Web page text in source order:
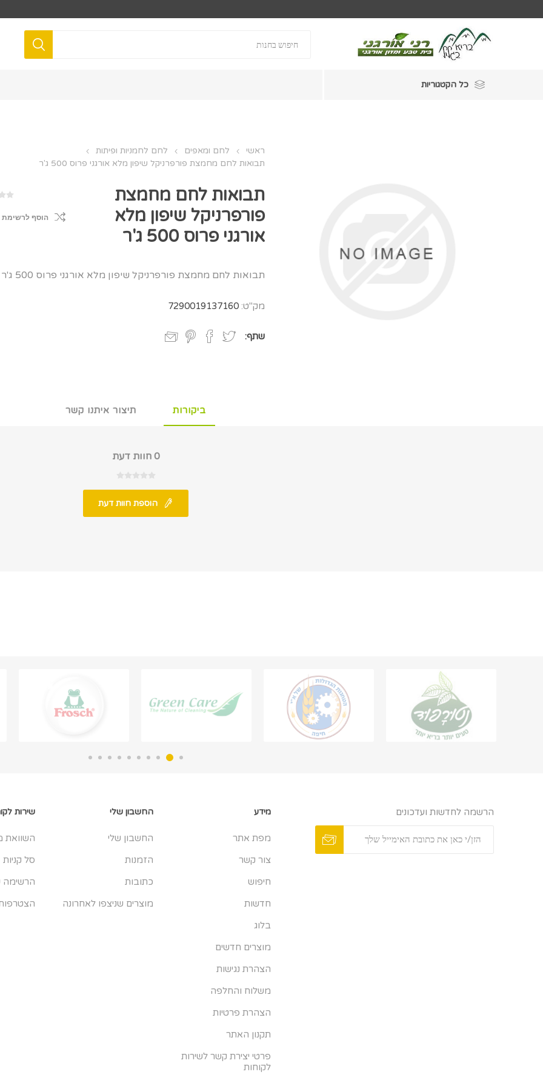
כל הקטגוריות
ראשי לחם ומאפים
לחם לחמניות ופיתות
תבואות לחם מחמצת פורפרניקל שיפון מלא אורגני פרוס 500 ג'ר
תבואות לחם מחמצת
פורפרניקל שיפון מלא
אורגני פרוס 500 ג'ר
הוסף לרשימת
תבואות לחם מחמצת פורפרניקל שיפון מלא אורגני פרוס 500 ג'ר
מק"ט: 7290019137160
שתף:
ביקורות תיצור איתנו קשר
0 חוות דעת
הוספת חוות דעת
הרשמה לחדשות ועדכונים מידע
מפת אתר
צור קשר
חיפוש
חדשות
בלוג
מוצרים חדשים
הצהרת נגישות
משלוח והחלפה
הצהרת פרטיות
תקנון האתר
פרטי יצירת קשר לשירות
לקוחות
החשבון שלי
החשבון שלי
הזמנות
כתובות
מוצרים שניצפו לאחרונה
שירות
השוואת
סל קניות
הרשימה